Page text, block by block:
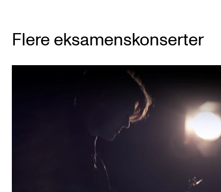
AKTUELT
Arrangementer og konserter
Om Norges musikkhøgskole
Flere eksamenskonserter